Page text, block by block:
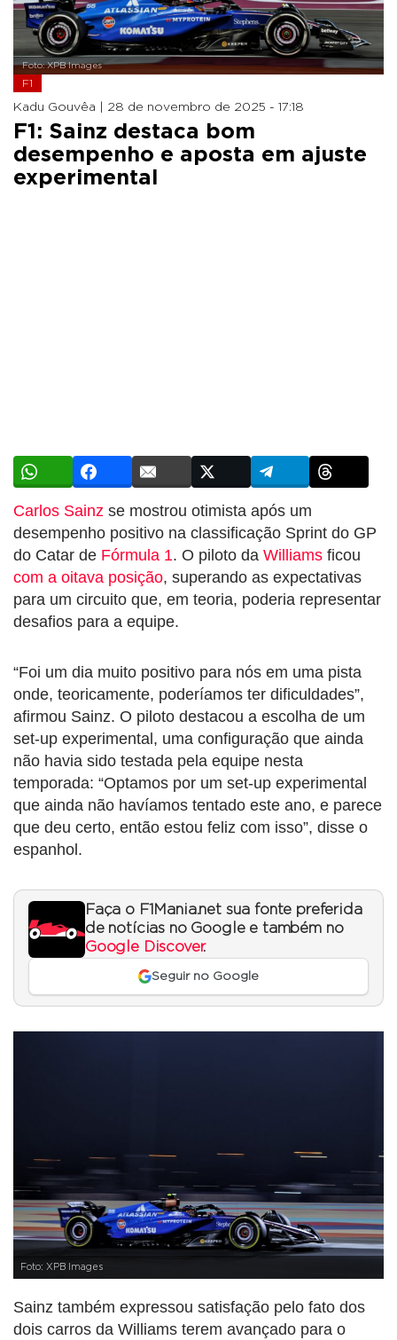
Foto: XPB Images
F1
Kadu Gouvêa | 28 de novembro de 2025 - 17:18
F1: Sainz destaca bom
desempenho e aposta em ajuste
experimental
Carlos Sainz se mostrou otimista após um
desempenho positivo na classificação Sprint do GP
do Catar de Fórmula 1. O piloto da Williams ficou
com a oitava posição, superando as expectativas
para um circuito que, em teoria, poderia representar
desafios para a equipe.
“Foi um dia muito positivo para nós em uma pista
onde, teoricamente, poderíamos ter dificuldades”,
afirmou Sainz. O piloto destacou a escolha de um
set-up experimental, uma configuração que ainda
não havia sido testada pela equipe nesta
temporada: “Optamos por um set-up experimental
que ainda não havíamos tentado este ano, e parece
que deu certo, então estou feliz com isso”, disse o
espanhol.
Faça o F1Mania.net sua fonte preferida
de notícias no Google e também no
Google Discover.
Seguir no Google
Foto: XPB Images
Sainz também expressou satisfação pelo fato dos
dois carros da Williams terem avançado para o